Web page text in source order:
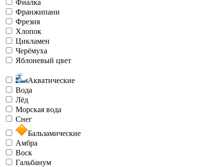
Фиалка
Франжипани
Фрезия
Хлопок
Цикламен
Черёмуха
Яблоневый цвет
Акватические
Вода
Лёд
Морская вода
Снег
Бальзамические
Амбра
Воск
Гальбанум